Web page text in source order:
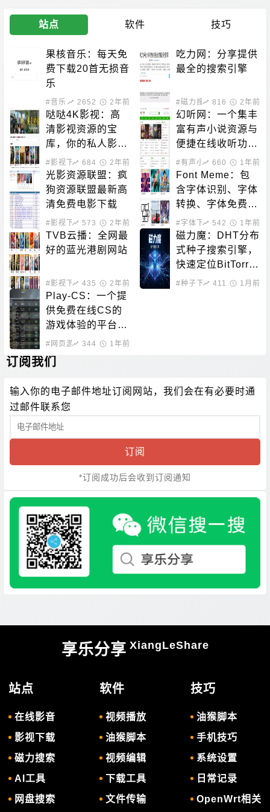
站点 软件 技巧
果核音乐：每天免
费下载20首无损音
乐
#音乐下载2652 2年前
吃力网：分享提供
最全的搜索引擎
#磁力搜索816 2年前
哒哒4K影视：高
清影视资源的宝
库，你的私人影院
新选择！
#影视下载 684 2年前
幻听网：一个集丰
富有声小说资源与
便捷在线收听功能
于一体的平台
#有声小说660 1年前
光影资源联盟：疯
狗资源联盟最新高
清免费电影下载
#影视下载 573 2年前
Font Meme：包
含字体识别、字体
转换、字体免费下
载的站点
#字体下载542 1年前
TVB云播：全网最
好的蓝光港剧网站
#影视下载 #在线影音
435 2年前
磁力魔：DHT分布
式种子搜索引擎，
快速定位BitTorre
nt资源
#种子下载 #磁力搜索
411 1月前
Play-CS：一个提
供免费在线CS的
游戏体验的平台，
无需下载即可畅玩
#网页游戏 344 1年前
订阅我们
输入你的电子邮件地址订阅网站，我们会在有必要时通
过邮件联系您
订阅
*订阅成功后会收到订阅通知
享乐分享 XiangLeShare
站点
在线影音
影视下载
磁力搜索
AI工具
网盘搜索
软件
视频播放
油猴脚本
视频编辑
下载工具
文件传输
技巧
油猴脚本
手机技巧
系统设置
日常记录
OpenWrt相关